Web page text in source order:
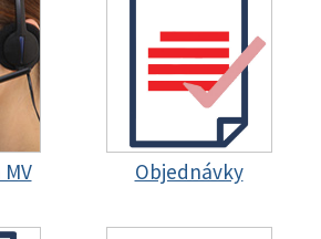
Objednávky